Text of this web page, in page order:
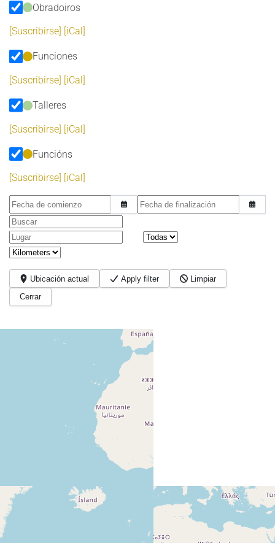
Obradoiros
[Suscribirse] [iCal]
Funciones
[Suscribirse] [iCal]
Talleres
[Suscribirse] [iCal]
Funcións
[Suscribirse] [iCal]
Fecha de comienzo
Fecha de finalización
Buscar
Lugar
Ubicación actual Apply filter
Limpiar
Cerrar